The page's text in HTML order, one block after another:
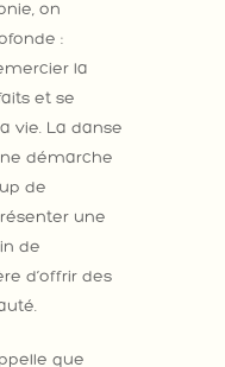
on
:
la
et se
vie. La danse
démarche
de
une
de
d’offrir des
que